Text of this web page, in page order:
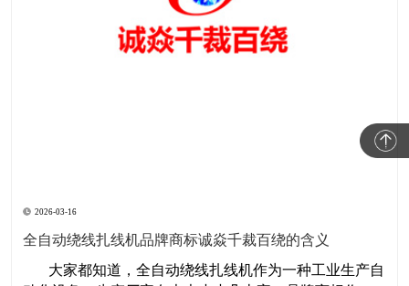
2026-03-16
全自动绕线扎线机品牌商标诚焱千裁百绕的含义
​ 大家都知道，全自动绕线扎线机作为一种工业生产自